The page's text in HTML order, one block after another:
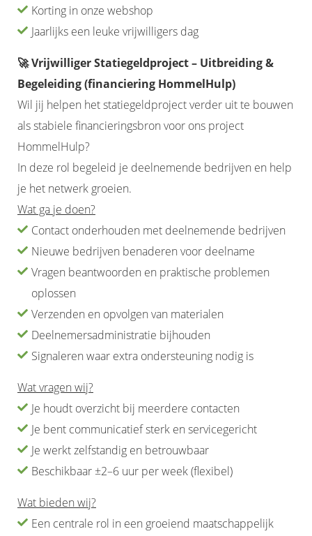
Korting in onze webshop
Jaarlijks een leuke vrijwilligers dag
🚀 Vrijwilliger Statiegeldproject – Uitbreiding &
Begeleiding (financiering HommelHulp)
Wil jij helpen het statiegeldproject verder uit te bouwen
als stabiele financieringsbron voor ons project
HommelHulp?
In deze rol begeleid je deelnemende bedrijven en help
je het netwerk groeien.
Wat ga je doen?
Contact onderhouden met deelnemende bedrijven
Nieuwe bedrijven benaderen voor deelname
Vragen beantwoorden en praktische problemen
oplossen
Verzenden en opvolgen van materialen
Deelnemersadministratie bijhouden
Signaleren waar extra ondersteuning nodig is
Wat vragen wij?
Je houdt overzicht bij meerdere contacten
Je bent communicatief sterk en servicegericht
Je werkt zelfstandig en betrouwbaar
Beschikbaar ±2–6 uur per week (flexibel)
Wat bieden wij?
Een centrale rol in een groeiend maatschappelijk